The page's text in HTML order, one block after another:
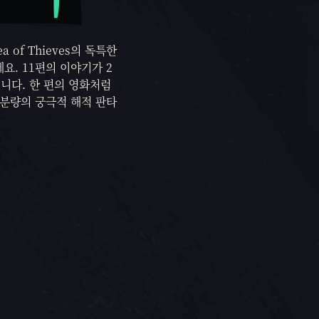
of Thieves의 독특한
. 11편의 이야기가 2
다. 한 편의 영화처럼
량의 궁극적 해적 판타